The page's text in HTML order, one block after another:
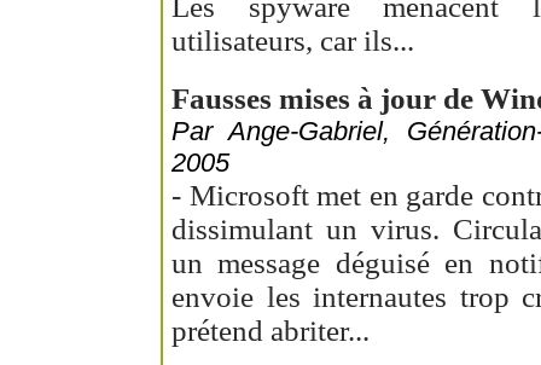
Les spyware menacent
utilisateurs, car ils...
Fausses mises à jour de
Par Ange-Gabriel,
2005
- Microsoft met en garde
dissimulant un virus.
un message déguisé en
envoie les internautes trop
prétend abriter...